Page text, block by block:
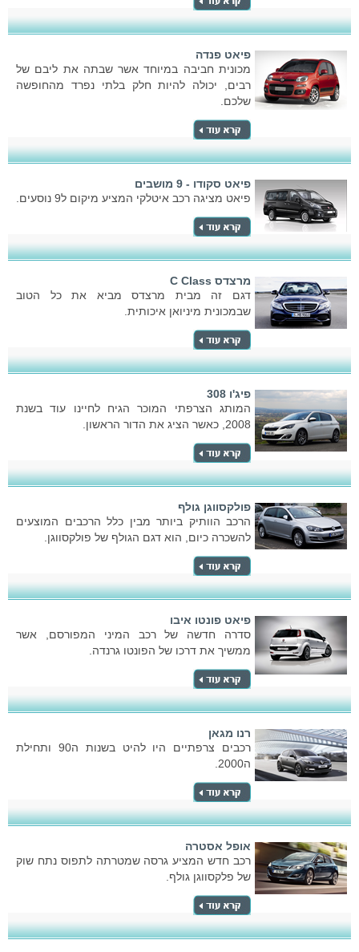
פיאט פנדה
מכונית חביבה במיוחד אשר שבתה את ליבם של
רבים, יכולה להיות חלק בלתי נפרד מהחופשה
שלכם.
פיאט סקודו - 9 מושבים
פיאט מציגה רכב איטלקי המציע מיקום ל9 נוסעים.
מרצדס C Class
דגם זה מבית מרצדס מביא את כל הטוב
שבמכונית מיניואן איכותית.
פיג'ו 308
המותג הצרפתי המוכר הגיח לחיינו עוד בשנת
2008, כאשר הציג את הדור הראשון.
פולקסווגן גולף
הרכב הוותיק ביותר מבין כלל הרכבים המוצעים
להשכרה כיום, הוא דגם הגולף של פולקסווגן.
פיאט פונטו איבו
סדרה חדשה של רכב המיני המפורסם, אשר
ממשיך את דרכו של הפונטו גרנדה.
רנו מגאן
רכבים צרפתיים היו להיט בשנות ה90 ותחילת
ה2000.
אופל אסטרה
רכב חדש המציע גרסה שמטרתה לתפוס נתח שוק
של פלקסווגן גולף.